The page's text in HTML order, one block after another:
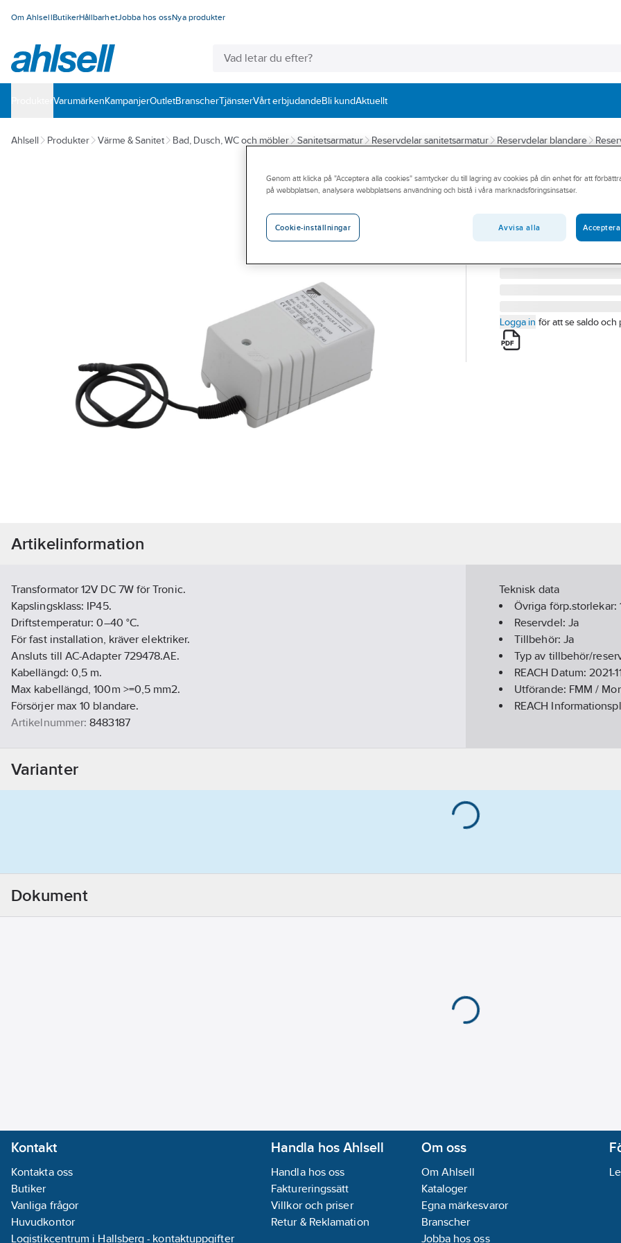
Om AhlsellButikerHållbarhetJobba hos ossNya produkter
VarumärkenKampanjerOutletBranscherTjänsterVårt erbjudandeBli kundAktuellt
Ahlsell Produkter Värme & Sanitet Bad, Dusch, WC och möbler Sanitetsarmatur Reservdelar sanitetsarmatur Reservdelar blandare
Nätadapter för
FMM/MORA TRONIC
8483187
Lev. artikelnr:
S600128
Logga in för att se saldo och
Artikelinformation
Transformator 12V DC 7W för Tronic.
Kapslingsklass: IP45.
Driftstemperatur: 0–40 °C.
För fast installation, kräver elektriker.
Ansluts till AC-Adapter 729478.AE.
Kabellängd: 0,5 m.
Max kabellängd, 100m >=0,5 mm2.
Försörjer max 10 blandare.
Artikelnummer: 8483187
Ersätter artikelnr:
Materialklass PCM10B
Teknisk data
Övriga förp.storlekar:
Reservdel: Ja
Tillbehör: Ja
Typ av tillbehör/
REACH Datum:2021-
Utförande: FMM /
REACH
Varianter
Dokument
Kontakt
Kontakta oss
Butiker
Vanliga frågor
Huvudkontor
Logistikcentrum i Hallsberg - kontaktuppgifter
Handla hos Ahlsell
Handla hos oss
Faktureringssätt
Villkor och priser
Retur & Reklamation
Om oss
Om Ahlsell
Kataloger
Egna märkesvaror
Branscher
Jobba hos oss
Genom att klicka på "Acceptera alla cookies" samtycker du till lagring av cookies på din enhet för att
på webbplatsen, analysera webbplatsens användning och bistå i våra marknadsföringsinsatser.
Cookie-inställningar Avvisa alla